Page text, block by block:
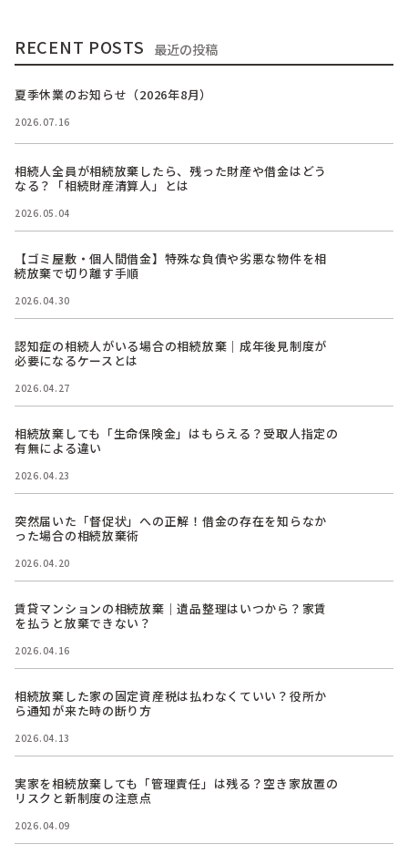
RECENT POSTS 最近の投稿
夏季休業のお知らせ（2026年8月）
2026.07.16
相続人全員が相続放棄したら、残った財産や借金はどう
なる？「相続財産清算人」とは
2026.05.04
【ゴミ屋敷・個人間借金】特殊な負債や劣悪な物件を相
続放棄で切り離す手順
2026.04.30
認知症の相続人がいる場合の相続放棄｜成年後見制度が
必要になるケースとは
2026.04.27
相続放棄しても「生命保険金」はもらえる？受取人指定の
有無による違い
2026.04.23
突然届いた「督促状」への正解！借金の存在を知らなか
った場合の相続放棄術
2026.04.20
賃貸マンションの相続放棄｜遺品整理はいつから？家賃
を払うと放棄できない？
2026.04.16
相続放棄した家の固定資産税は払わなくていい？役所か
ら通知が来た時の断り方
2026.04.13
実家を相続放棄しても「管理責任」は残る？空き家放置の
リスクと新制度の注意点
2026.04.09